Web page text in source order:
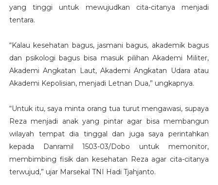
yang tinggi untuk mewujudkan cita-citanya menjadi
tentara.
“Kalau kesehatan bagus, jasmani bagus, akademik bagus
dan psikologi bagus bisa masuk pilihan Akademi Militer,
Akademi Angkatan Laut, Akademi Angkatan Udara atau
Akademi Kepolisian, menjadi Letnan Dua,” ungkapnya.
“Untuk itu, saya minta orang tua turut mengawasi, supaya
Reza menjadi anak yang pintar agar bisa membangun
wilayah tempat dia tinggal dan juga saya perintahkan
kepada Danramil 1503-03/Dobo untuk memonitor,
membimbing fisik dan kesehatan Reza agar cita-citanya
terwujud,” ujar Marsekal TNI Hadi Tjahjanto.